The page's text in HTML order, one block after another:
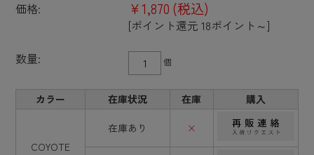
価格: ¥1,870 (税込)
[ポイント還元 18ポイント～]
数量:
個
カラー 在庫状況 在庫 購入
COYOTE
在庫あり ×